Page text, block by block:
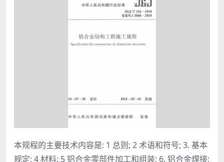
本规程的主要技术内容是: 1 总则; 2 术语和符号; 3. 基本
规定; 4 材料; 5 铝合金零部件加工和组装; 6. 铝合金焊接;